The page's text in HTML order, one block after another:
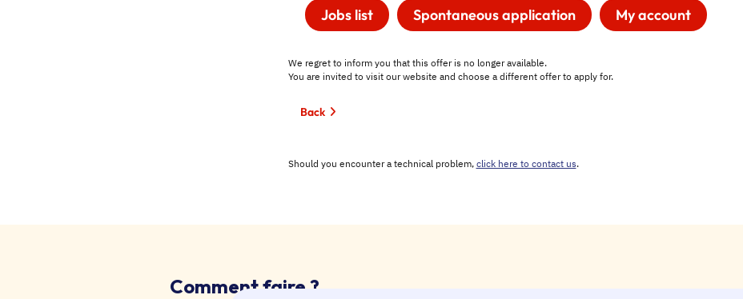
Comment faire ?